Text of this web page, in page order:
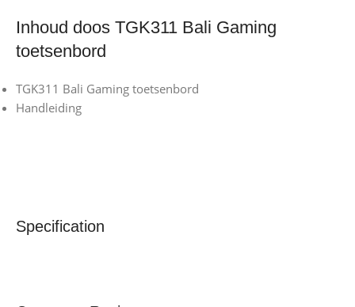
Inhoud doos TGK311 Bali Gaming
toetsenbord
TGK311 Bali Gaming toetsenbord
Handleiding
Specification